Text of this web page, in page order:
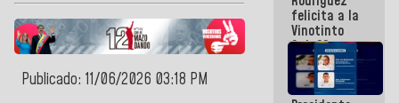
Publicado: 11/06/2026 03:18 PM
de
Maiquetía
felicita a la
Vinotinto
Sub 20
campeona
frente
México Sub